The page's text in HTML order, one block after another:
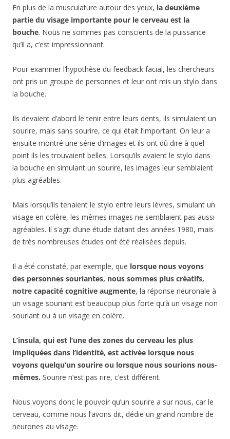
En plus de la musculature autour des yeux, la deuxième
partie du visage importante pour le cerveau est la
bouche. Nous ne sommes pas conscients de la puissance
qu’il a, c’est impressionnant.
Pour examiner l’hypothèse du feedback facial, les chercheurs
ont pris un groupe de personnes et leur ont mis un stylo dans
la bouche.
Ils devaient d’abord le tenir entre leurs dents, ils simulaient un
sourire, mais sans sourire, ce qui était l’important. On leur a
ensuite montré une série d’images et ils ont dû dire à quel
point ils les trouvaient belles. Lorsqu’ils avaient le stylo dans
la bouche en simulant un sourire, les images leur semblaient
plus agréables.
Mais lorsqu’ils tenaient le stylo entre leurs lèvres, simulant un
visage en colère, les mêmes images ne semblaient pas aussi
agréables. Il s’agit d’une étude datant des années 1980, mais
de très nombreuses études ont été réalisées depuis.
Il a été constaté, par exemple, que lorsque nous voyons
des personnes souriantes, nous sommes plus créatifs,
notre capacité cognitive augmente, la réponse neuronale à
un visage souriant est beaucoup plus forte qu’à un visage non
souriant ou à un visage en colère.
L’insula, qui est l’une des zones du cerveau les plus
impliquées dans l’identité, est activée lorsque nous
voyons quelqu’un sourire ou lorsque nous sourions nous-
mêmes. Sourire n’est pas rire, c’est différent.
Nous voyons donc le pouvoir qu’un sourire a sur nous, car le
cerveau, comme nous l’avons dit, dédie un grand nombre de
neurones au visage.